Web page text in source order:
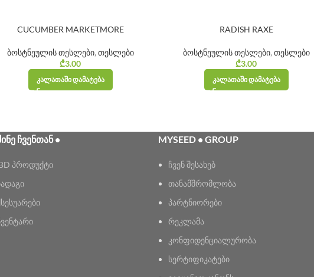
CUCUMBER MARKETMORE
ბოსტნეულის თესლები,თესლები
₾3.00
ᲙᲐᲚᲐᲗᲐᲨᲘ ᲓᲐᲛᲐᲢᲔᲑᲐ
RADISH RAXE
ბოსტნეულის თესლები,თესლები
₾3.00
ᲙᲐᲚᲐᲗᲐᲨᲘ ᲓᲐᲛᲐᲢᲔᲑᲐ
ᲩᲕᲔᲜᲗᲐᲜ •
პროდუქტი
MYSEED • GROUP
ჩვენ შესახებ
თანამშრომლობა
პარტნიორები
რეკლამა
კონფიდენციალურობა
სერტიფიკატები